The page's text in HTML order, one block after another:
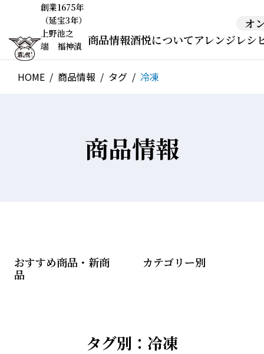
創業1675年
（延宝3年）
上野池之
端 福神漬
オ
商品情報酒悦についてアレンジレシ
HOME 商品情報 タグ 冷凍
商品情報
おすすめ商品・新商
品
カテゴリー別
タグ別：冷凍